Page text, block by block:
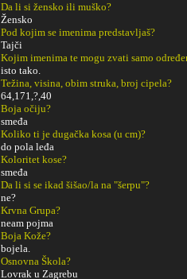
Da li si žensko ili muško?
Žensko
Pod kojim se imenima predstavljaš?
Tajči
Kojim imenima te mogu zvati samo
isto tako.
Težina, visina, obim struka, broj cipela?
64,171,?,40
Boja očiju?
smeđa
Koliko ti je dugačka kosa (u cm)?
do pola leđa
Koloritet kose?
smeđa
Da li si se ikad šišao/la na "šerpu"?
ne?
Krvna Grupa?
neam pojma
Boja Kože?
bojela.
Osnovna Škola?
Lovrak u Zagrebu